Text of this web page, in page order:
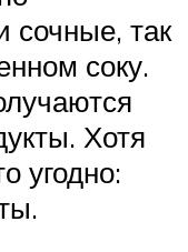
сочные, так
соку.
Хотя
угодно: